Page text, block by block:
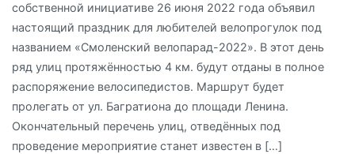
собственной инициативе 26 июня 2022 года объявил
настоящий праздник для любителей велопрогулок под
названием «Смоленский велопарад-2022». В этот день
ряд улиц протяжённостью 4 км. будут отданы в полное
распоряжение велосипедистов. Маршрут будет
пролегать от ул. Багратиона до площади Ленина.
Окончательный перечень улиц, отведённых под
проведение мероприятие станет известен в […]